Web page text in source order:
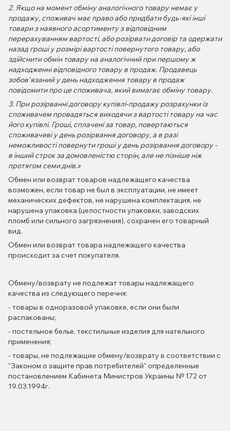
2. Якщо на момент обміну аналогічного товару немає у
продажу, споживач має право або придбати будь-які інші
товари з наявного асортименту з відповідним
перерахуванням вартості, або розірвати договір та одержати
назад гроші у розмірі вартості повернутого товару, або
здійснити обмін товару на аналогічний при першому ж
надходженні відповідного товару в продаж. Продавець
зобов'язаний у день надходження товару в продаж
повідомити про це споживача, який вимагає обміну товару.
3. При розірванні договору купівлі-продажу розрахунки із
споживачем провадяться виходячи з вартості товару на час
його купівлі. Гроші, сплачені за товар, повертаються
споживачеві у день розірвання договору, а в разі
неможливості повернути гроші у день розірвання договору -
в інший строк за домовленістю сторін, але не пізніше ніж
протягом семи днів.»
Обмен или возврат товаров надлежащего качества
возможен, если товар не был в эксплуатации, не имеет
механических дефектов, не нарушена комплектация, не
нарушена упаковка (целостности упаковки, заводских
пломб или сильного загрязнения), сохранен его товарный
вид.
Обмен или возврат товара надлежащего качества
происходит за счет покупателя.
Обмену/возврату не подлежат товары надлежащего
качества из следующего перечня:
- товары в одноразовой упаковке, если они были
распакованы;
- постельное белье, текстильные изделия для нательного
применения;
- товары, не подлежащие обмену/возврату в соответствии с
"Законом о защите прав потребителей" определенные
постановлением Кабинета Министров Украины № 172 от
19.03.1994г.